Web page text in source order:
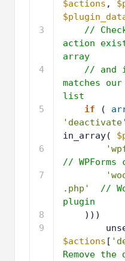
3
4
5
6
7
8
9
$actions ,
//
action
array
// and
matches
list
if
(
'deactivate'
in_array(
//
.php'
//
plugin
)))
$actions [
Remove